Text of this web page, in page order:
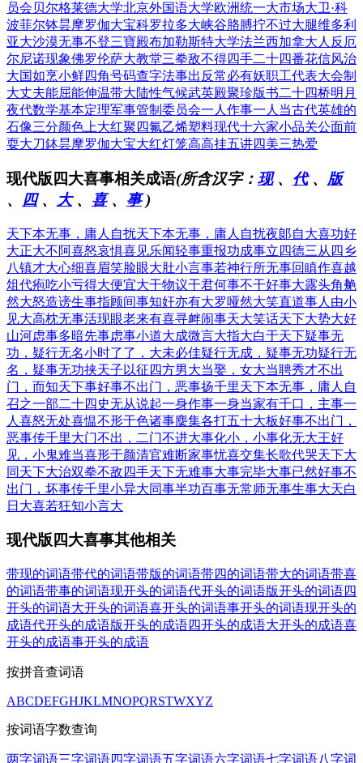
员会贝尔格莱德大学北京外国语大学欧洲统一大市场大卫·科
波菲尔钵昙摩罗伽大宝科罗拉多大峡谷胳膊拧不过大腿维多利
亚大沙漠无事不登三寶殿布加勒斯特大学法兰西加拿大人 反厄
尔尼诺现象佛罗伦萨大教堂三拳敌不得四手二十四番花信风治
大国如烹小鲜四角号码查字法事出反常必有妖职工代表大会制
大丈夫能屈能伸温带大陆性气候武英殿聚珍版书二十四桥明月
夜代数学基本定理军事管制委员会一人作事一人当古代英雄的
石像三分颜色上大红聚四氟乙烯塑料现代十六家小品关公面前
耍大刀鉢昙摩罗伽大宝大红灯笼高高挂五讲四美三热爱
现代版四大喜事相关成语(所含汉字： 现、 代、 版
、 四、 大、 喜、 事)
天下本无事，庸人自扰天下本无事，庸人自扰夜郞自大喜功好
大正大不阿喜怒哀惧喜见乐闻轻事重报功成事立 四德三从 四乡
八镇才大心细喜眉笑脸眼大肚小言事若神行所无事回瞋作喜越
俎代疱吃小亏得大便宜大干物议干君何事不干好事大露头角艴
然大怒造谤生事指顾间事知奸亦有大罗哑然大笑直道事人 由小
见大高枕无事活现眼老来有喜寻衅闹事天大笑话天下大势大好
山河虑事多暗先事虑事小道大成微言大指大白于天下疑事无
功，疑行无名小时了了，大未必佳疑行无成，疑事无功疑行无
名，疑事无功挟天子以征四方男大当娶，女大当聘秀才不出
门，而知天下事好事不出门，恶事扬千里天下本无事，庸人自
召之一部二十四史无从说起一身作事一身当家有千口，主事一
人 喜怒无处喜愠不形于色诸事麇集各打五十大板好事不出门，
恶事传千里大门不出，二门不进大事化小，小事化无大王好
见，小鬼难当喜形于颜清官难断家事忧喜交集长歌代哭天下大
同 天下大治双拳不敌四手天下无难事大事完毕大事已然好事不
出门，坏事传千里小异大同事半功百事无常师无事生事大天白
日 大喜若狂知小言大
现代版四大喜事其他相关
带现的词语带代的词语带版的词语带四的词语带大的词语带喜
的词语带事的词语现开头的词语代开头的词语版开头的词语四
开头的词语大开头的词语喜开头的词语事开头的词语现开头的
成语代开头的成语版开头的成语四开头的成语大开头的成语喜
开头的成语事开头的成语
按拼音查词语
ABCDEFGHJKLMNOPQRSTWXYZ
按词语字数查询
两字词语三字词语四字词语五字词语六字词语七字词语八字词